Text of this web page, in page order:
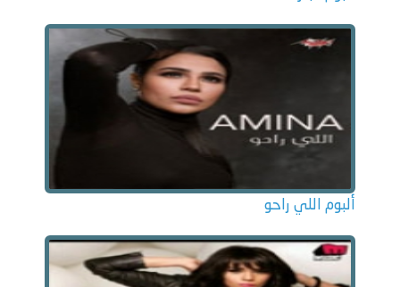
ألبوم اللي راحو